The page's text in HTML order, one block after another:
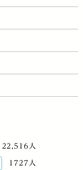
22,516人
1727人